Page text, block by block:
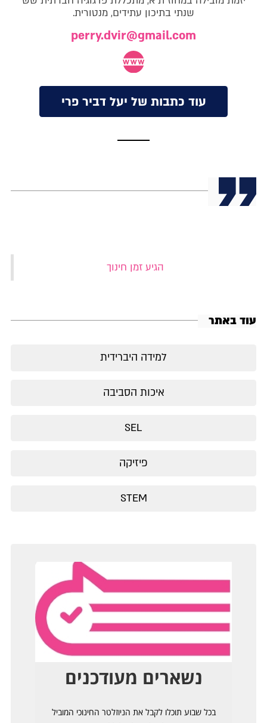
שנתי בתיכון עתידים, מנטורית.
perry.dvir@gmail.com
עוד כתבות של יעל דביר פרי
‏הגיע זמן חינוך‏
עוד באתר
למידה היברידית
איכות הסביבה
SEL
פיזיקה
STEM